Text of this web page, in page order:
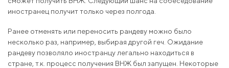
иностранец получит только через полгода.
Ранее отменять или переносить рандеву можно было
несколько раз, например, выбирая другой геч. Ожидание
рандеву позволяло иностранцу легально находиться в
стране, т.к. процесс получения ВНЖ был запущен. Некоторые